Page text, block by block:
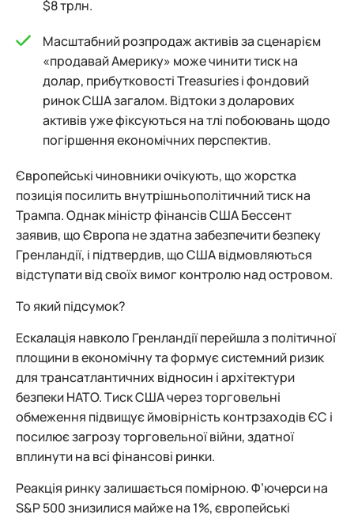
$8 трлн.
Масштабний розпродаж активів за сценарієм
«продавай Америку» може чинити тиск на
долар, прибутковості Treasuries і фондовий
ринок США загалом. Відтоки з доларових
активів уже фіксуються на тлі побоювань щодо
погіршення економічних перспектив.
Європейські чиновники очікують, що жорстка
позиція посилить внутрішньополітичний тиск на
Трампа. Однак міністр фінансів США Бессент
заявив, що Європа не здатна забезпечити безпеку
Гренландії, і підтвердив, що США відмовляються
відступати від своїх вимог контролю над островом.
То який підсумок?
Ескалація навколо Гренландії перейшла з політичної
площини в економічну та формує системний ризик
для трансатлантичних відносин і архітектури
безпеки НАТО. Тиск США через торговельні
обмеження підвищує ймовірність контрзаходів ЄС і
посилює загрозу торговельної війни, здатної
вплинути на всі фінансові ринки.
Реакція ринку залишається помірною. Ф’ючерси на
S&P 500 знизилися майже на 1%, європейські